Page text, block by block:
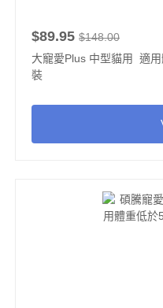
$89.95 $148.00
大寵愛Plus 中型貓用 適
裝